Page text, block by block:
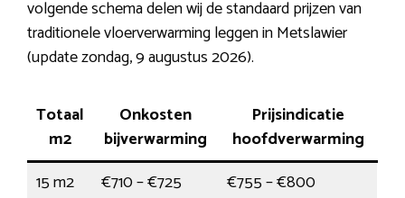
volgende schema delen wij de standaard prijzen van
traditionele vloerverwarming leggen in Metslawier
(update zondag, 9 augustus 2026).
Totaal
m2
Onkosten
bijverwarming
Prijsindicatie
hoofdverwarming
15 m2
€710 – €725
€755 – €800